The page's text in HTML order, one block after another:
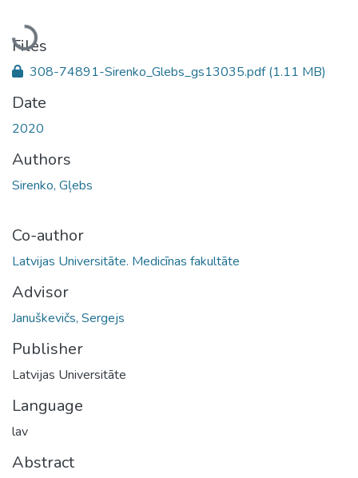
Loading...
Files
308-74891-Sirenko_Glebs_gs13035.pdf(1.11 MB)
Date
2020
Authors
Sirenko, Gļebs
Co-author
Latvijas Universitāte. Medicīnas fakultāte
Advisor
Januškevičs, Sergejs
Publisher
Latvijas Universitāte
Language
lav
Abstract